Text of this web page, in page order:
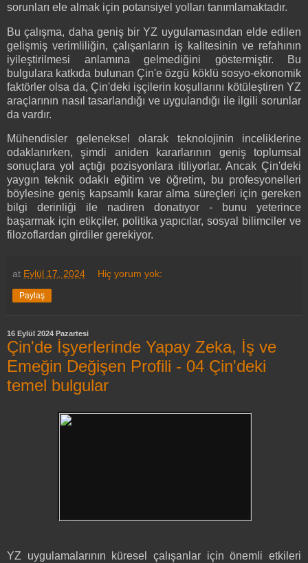
sorunları ele almak için potansiyel yolları tanımlamaktadır.
Bu çalışma, daha geniş bir YZ uygulamasından elde edilen
gelişmiş verimliliğin, çalışanların iş kalitesinin ve refahının
iyileştirilmesi anlamına gelmediğini göstermiştir. Bu
bulgulara katkıda bulunan Çin'e özgü köklü sosyo-ekonomik
faktörler olsa da, Çin'deki işçilerin koşullarını kötüleştiren YZ
araçlarının nasıl tasarlandığı ve uygulandığı ile ilgili sorunlar
da vardır.
Mühendisler geleneksel olarak teknolojinin inceliklerine
odaklanırken, şimdi aniden kararlarının geniş toplumsal
sonuçlara yol açtığı pozisyonlara itiliyorlar. Ancak Çin'deki
yaygın teknik odaklı eğitim ve öğretim, bu profesyonelleri
böylesine geniş kapsamlı karar alma süreçleri için gereken
bilgi derinliği ile nadiren donatıyor - bunu yeterince
başarmak için etikçiler, politika yapıcılar, sosyal bilimciler ve
filozoflardan girdiler gerekiyor.
at Eylül 17, 2024 Hiç yorum yok:
Paylaş
16 Eylül 2024 Pazartesi
Çin'de İşyerlerinde Yapay Zeka, İş ve
Emeğin Değişen Profili - 04 Çin'deki
temel bulgular
YZ uygulamalarının küresel çalışanlar için önemli etkileri